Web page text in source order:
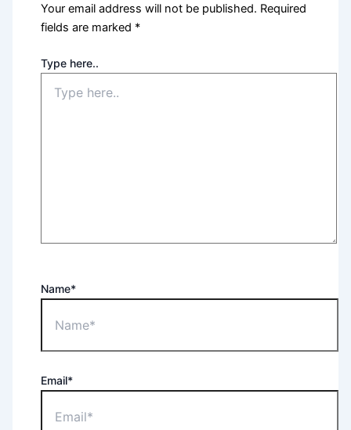
Your email address will not be published. Required
fields are marked *
Type here..
Name*
Email*